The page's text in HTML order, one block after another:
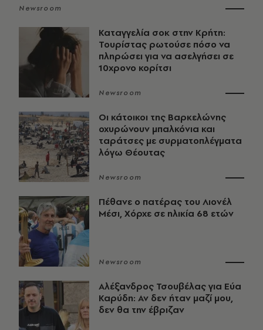
Newsroom
Καταγγελία σοκ στην Κρήτη:
Τουρίστας ρωτούσε πόσο να
πληρώσει για να ασελγήσει σε
10χρονο κορίτσι
Newsroom
Οι κάτοικοι της Βαρκελώνης
οχυρώνουν μπαλκόνια και
ταράτσες με συρματοπλέγματα
λόγω Θέουτας
Newsroom
Πέθανε ο πατέρας του Λιονέλ
Μέσι, Χόρχε σε ηλικία 68 ετών
Newsroom
Αλέξανδρος Τσουβέλας για Εύα
Καρύδη: Αν δεν ήταν μαζί μου,
δεν θα την έβριζαν